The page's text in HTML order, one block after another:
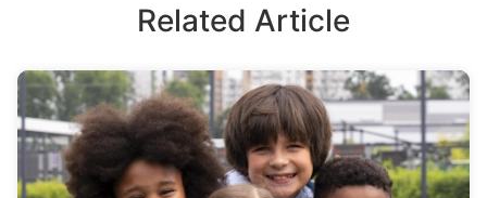
Related Article